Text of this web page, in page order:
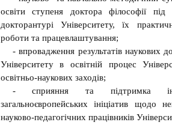
освіти ступеня доктора філософії
докторантурі Університету, їх
роботи та працевлаштування;
- впровадження результатів наукових
Університету в освітній процес
освітньо-наукових заходів;
- сприяння та підтримка
загальноєвропейських ініціатив щодо
науково-педагогічних працівників